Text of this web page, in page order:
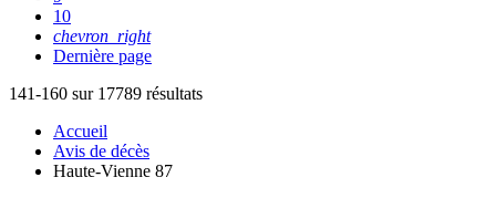
10
chevron_right
Dernière page
141-160 sur 17789 résultats
Accueil
Avis de décès
Haute-Vienne 87